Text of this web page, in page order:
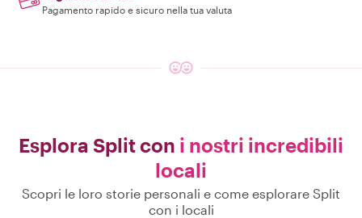
Pagamento rapido e sicuro nella tua valuta
Esplora Split con i nostri incredibili
locali
Scopri le loro storie personali e come esplorare Split
con i locali